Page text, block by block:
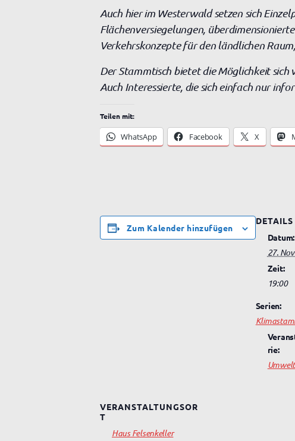
Auch hier im Westerwald setzen sich
Flächenversiegelungen,
Verkehrskonzepte für den ländlichen
Der Stammtisch bietet die Möglichkeit
Auch Interessierte, die sich einfach nur
Teilen mit:
WhatsApp Facebook X
Zum Kalender hinzufügen
DETAILS
Datum:
27.
Zeit:
19:00
Serien:
rie:
Umwelt
VERANSTALTUNGSOR
T
Haus Felsenkeller